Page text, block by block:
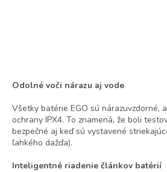
Odolné voči nárazu aj vode
Všetky batérie EGO sú nárazuvzdorné,
ochrany IPX4. To znamená, že boli
bezpečné aj keďsú vystavené
ľahkého dažďa).
Inteligentné riadenie článkov batérií